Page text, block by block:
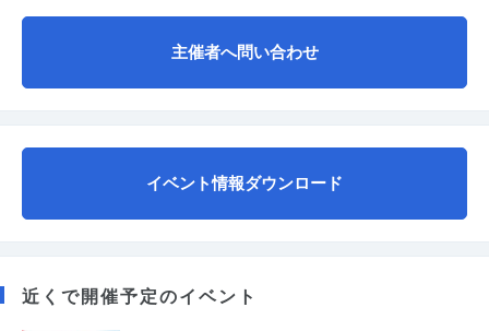
主催者へ問い合わせ
イベント情報ダウンロード
近くで開催予定のイベント